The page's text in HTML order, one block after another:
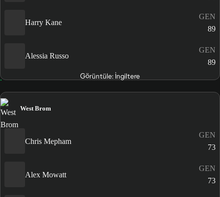
Harry Kane
GEN
89
Alessia Russo
GEN
89
Görüntüle: İngiltere
West Brom
Chris Mepham
GEN
73
Alex Mowatt
GEN
73